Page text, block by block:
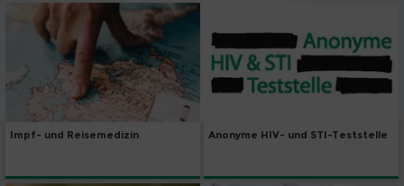
Impf- und Reisemedizin Anonyme HIV- und STI-Teststelle